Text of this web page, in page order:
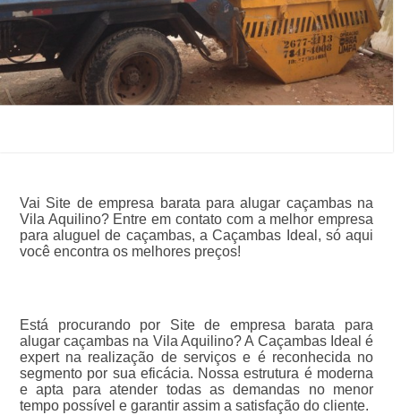
Vai Site de empresa barata para alugar caçambas na
Vila Aquilino? Entre em contato com a melhor empresa
para aluguel de caçambas, a Caçambas Ideal, só aqui
você encontra os melhores preços!
Está procurando por Site de empresa barata para
alugar caçambas na Vila Aquilino? A Caçambas Ideal é
expert na realização de serviços e é reconhecida no
segmento por sua eficácia. Nossa estrutura é moderna
e apta para atender todas as demandas no menor
tempo possível e garantir assim a satisfação do cliente.